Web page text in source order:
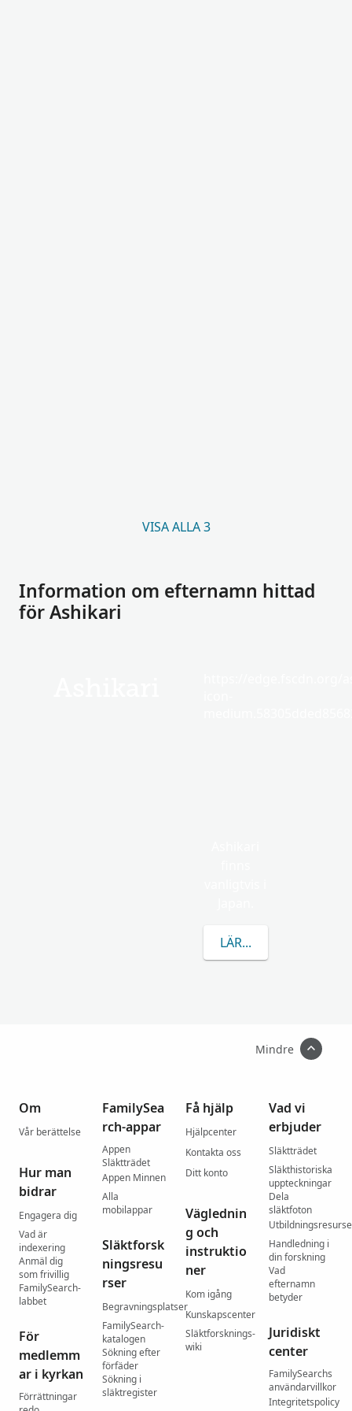
VISA ALLA 3
Information om efternamn hittad
för Ashikari
LÄR DIG MER OM
Mindre
Om
Vår berättelse
Hur man
bidrar
Engagera dig
Vad är
indexering
Anmäl dig
som frivillig
FamilySearch-
labbet
För
medlemm
ar i kyrkan
Förrättningar
FamilySea
rch-appar
Appen
Släktträdet
Appen Minnen
Alla
mobilappar
Släktforsk
ningsresu
rser
Begravningsplatser
FamilySearch-
katalogen
Sökning efter
förfäder
Sökning i
släktregister
Få hjälp
Hjälpcenter
Kontakta oss
Ditt konto
Väglednin
g och
instruktio
ner
Kom igång
Kunskapscenter
Släktforsknings-
wiki
Vad vi
erbjuder
Släktträdet
Släkthistoriska
uppteckningar
Dela
släktfoton
Handledning i
din forskning
Vad
efternamn
betyder
Juridiskt
center
FamilySearchs
användarvillkor
Integritetspolicy